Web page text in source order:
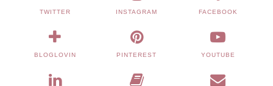
TWITTER INSTAGRAM FACEBOOK
BLOGLOVIN PINTEREST YOUTUBE